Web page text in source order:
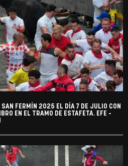
SAN FERMÍN 2025 EL DÍA 7 DE JULIO CON
EN EL TRAMO DE ESTAFETA. EFE -